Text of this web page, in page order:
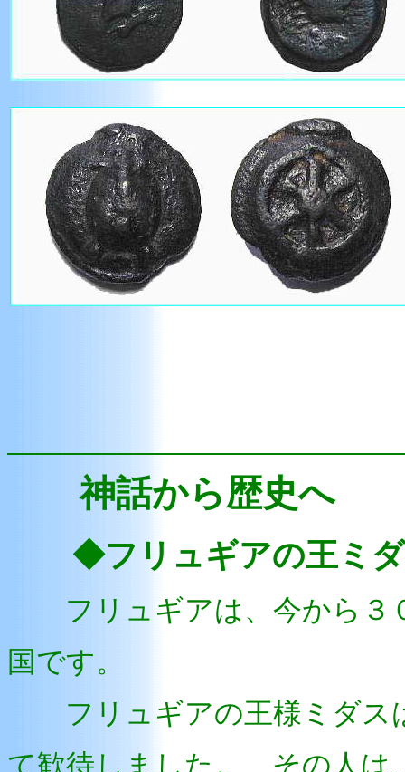
神話から歴史へ
◆フリュギアの王ミ
フリュギアは、今から３
国です。
フリュギアの王様ミダス
て歓待しました。 その人は